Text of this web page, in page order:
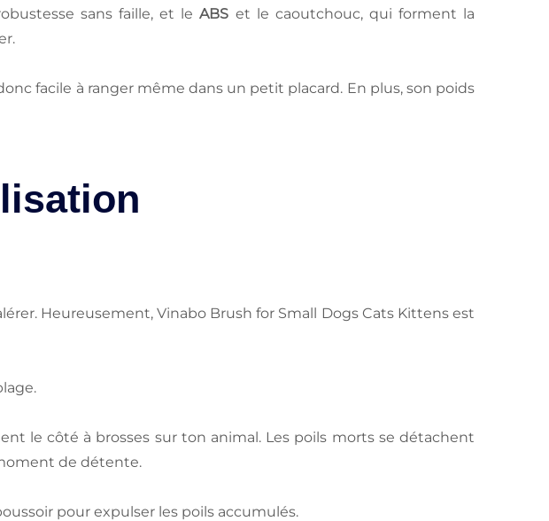
sans faille, et leABS et le caoutchouc, qui forment la
facile à ranger même dans un petit placard. En plus, son poids
Heureusement, Vinabo Brush for Small Dogs Cats Kittens est
le côté à brosses sur ton animal. Les poils morts se détachent
de détente.
pour expulser les poils accumulés.